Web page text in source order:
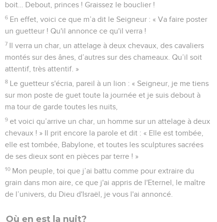
boit… Debout, princes ! Graissez le bouclier !
6 En effet, voici ce que m’a dit le Seigneur : « Va faire poster
un guetteur ! Qu'il annonce ce qu'il verra !
7 Il verra un char, un attelage à deux chevaux, des cavaliers
montés sur des ânes, d’autres sur des chameaux. Qu’il soit
attentif, très attentif. »
8 Le guetteur s'écria, pareil à un lion : « Seigneur, je me tiens
sur mon poste de guet toute la journée et je suis debout à
ma tour de garde toutes les nuits,
9 et voici qu’arrive un char, un homme sur un attelage à deux
chevaux ! » Il prit encore la parole et dit : « Elle est tombée,
elle est tombée, Babylone, et toutes les sculptures sacrées
de ses dieux sont en pièces par terre ! »
10 Mon peuple, toi que j’ai battu comme pour extraire du
grain dans mon aire, ce que j'ai appris de l'Eternel, le maître
de l’univers, du Dieu d'Israël, je vous l'ai annoncé.
Où en est la nuit?